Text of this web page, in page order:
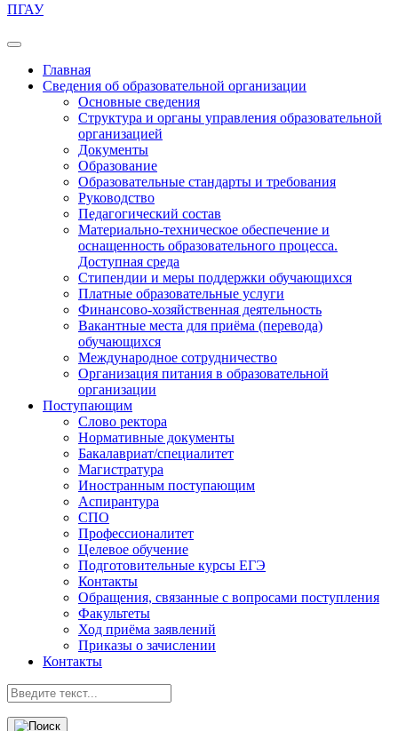
ПГАУ
Главная
Сведения об образовательной организации
Основные сведения
Структура и органы управления образовательной
организацией
Документы
Образование
Образовательные стандарты и требования
Руководство
Педагогический состав
Материально-техническое обеспечение и
оснащенность образовательного процесса.
Доступная среда
Стипендии и меры поддержки обучающихся
Платные образовательные услуги
Финансово-хозяйственная деятельность
Вакантные места для приёма (перевода)
обучающихся
Международное сотрудничество
Организация питания в образовательной
организации
Поступающим
Слово ректора
Нормативные документы
Бакалавриат/специалитет
Магистратура
Иностранным поступающим
Аспирантура
СПО
Профессионалитет
Целевое обучение
Подготовительные курсы ЕГЭ
Контакты
Обращения, связанные с вопросами поступления
Факультеты
Ход приёма заявлений
Приказы о зачислении
Контакты